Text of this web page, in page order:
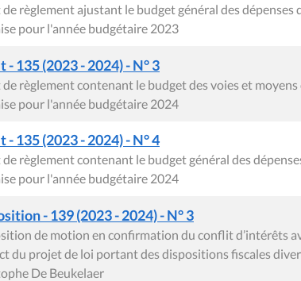
règlement ajustant le budget général des
pour l'année budgétaire 2023
- 135 (2023 - 2024) - N° 3
règlement contenant le budget des voies et
pour l'année budgétaire 2024
- 135 (2023 - 2024) - N° 4
règlement contenant le budget général des
pour l'année budgétaire 2024
- 139 (2023 - 2024) - N° 3
de motion en confirmation du conflit d’intérêts
du projet de loi portant des dispositions fiscales
De Beukelaer